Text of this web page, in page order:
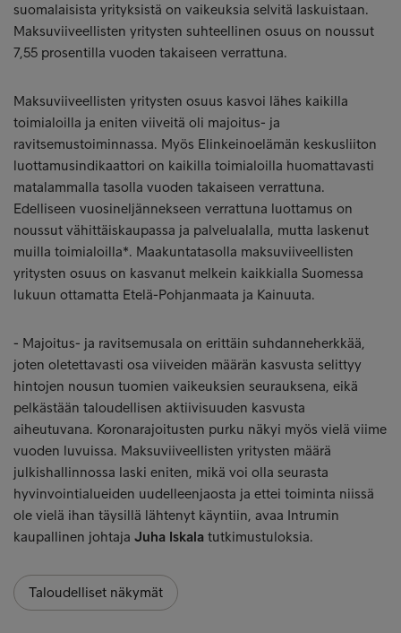
suomalaisista yrityksistä on vaikeuksia selvitä laskuistaan.
Maksuviiveellisten yritysten suhteellinen osuus on noussut
7,55 prosentilla vuoden takaiseen verrattuna.
Maksuviiveellisten yritysten osuus kasvoi lähes kaikilla
toimialoilla ja eniten viiveitä oli majoitus- ja
ravitsemustoiminnassa. Myös Elinkeinoelämän keskusliiton
luottamusindikaattori on kaikilla toimialoilla huomattavasti
matalammalla tasolla vuoden takaiseen verrattuna.
Edelliseen vuosineljännekseen verrattuna luottamus on
noussut vähittäiskaupassa ja palvelualalla, mutta laskenut
muilla toimialoilla*. Maakuntatasolla maksuviiveellisten
yritysten osuus on kasvanut melkein kaikkialla Suomessa
lukuun ottamatta Etelä-Pohjanmaata ja Kainuuta.
- Majoitus- ja ravitsemusala on erittäin suhdanneherkkää,
joten oletettavasti osa viiveiden määrän kasvusta selittyy
hintojen nousun tuomien vaikeuksien seurauksena, eikä
pelkästään taloudellisen aktiivisuuden kasvusta
aiheutuvana. Koronarajoitusten purku näkyi myös vielä viime
vuoden luvuissa. Maksuviiveellisten yritysten määrä
julkishallinnossa laski eniten, mikä voi olla seurasta
hyvinvointialueiden uudelleenjaosta ja ettei toiminta niissä
ole vielä ihan täysillä lähtenyt käyntiin, avaa Intrumin
kaupallinen johtaja Juha Iskala tutkimustuloksia.
Taloudelliset näkymät